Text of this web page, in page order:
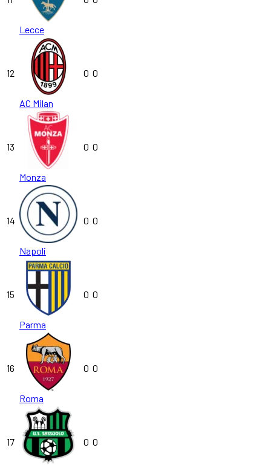
Lecce
12
AC Milan
0 0
13
Monza
0 0
14
Napoli
0 0
15
Parma
0 0
16
Roma
0 0
17 0 0